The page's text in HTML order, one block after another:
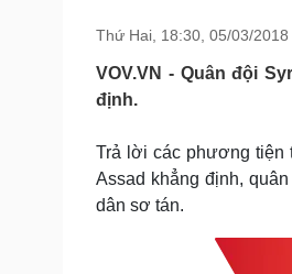
Pháp luật
Tin nóng
Tư vấn luật
Sức khỏe
Thứ Hai, 18:30, 05/03/2018
VOV.VN - Quân đội
định.
Trả lời các phương tiện
Assad khẳng định,
dân sơ tán.